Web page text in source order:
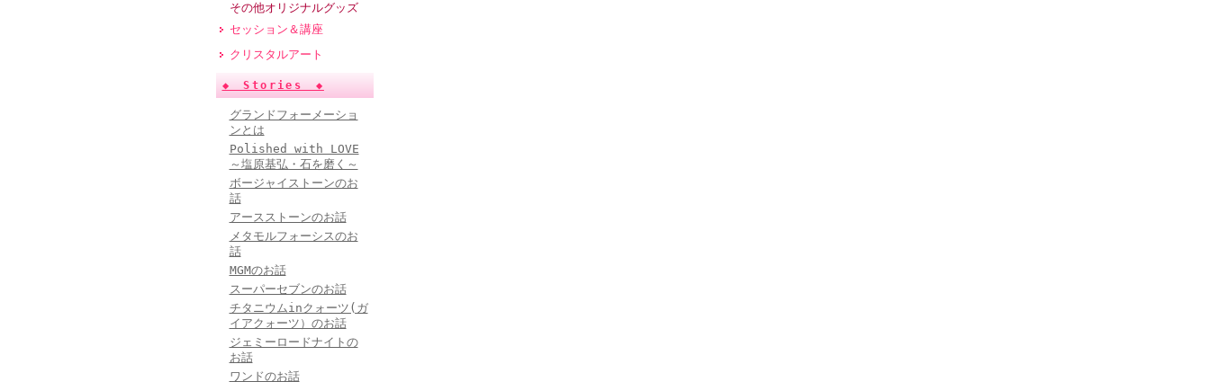
その他オリジナルグッズ
セッション＆講座
クリスタルアート
◆ Stories ◆
グランドフォーメーショ
ンとは
Polished with LOVE
～塩原基弘・石を磨く～
ボージャイストーンのお
話
アースストーンのお話
メタモルフォーシスのお
話
MGMのお話
スーパーセブンのお話
チタニウムinクォーツ(ガ
イアクォーツ）のお話
ジェミーロードナイトの
お話
ワンドのお話